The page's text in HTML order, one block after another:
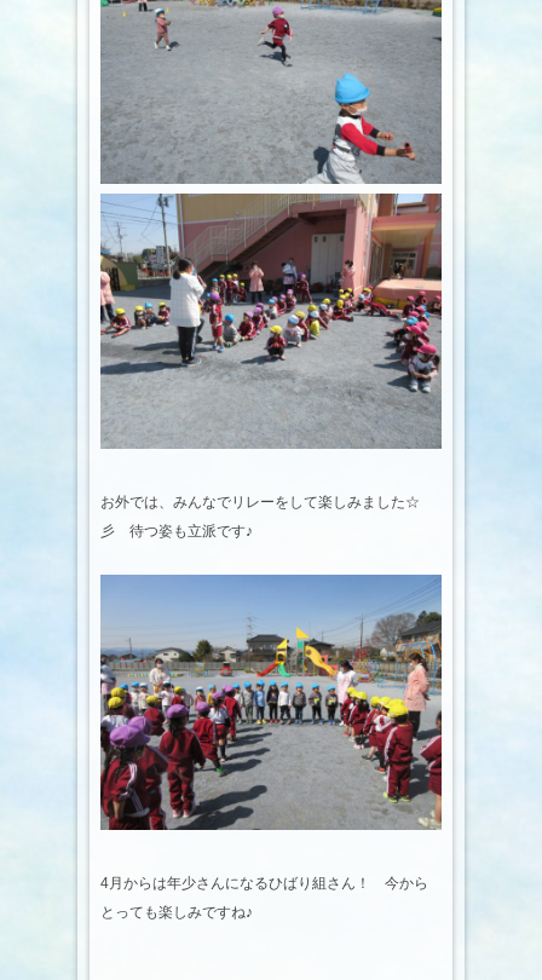
お外では、みんなでリレーをして楽しみました☆
彡 待つ姿も立派です♪
4月からは年少さんになるひばり組さん！ 今から
とっても楽しみですね♪